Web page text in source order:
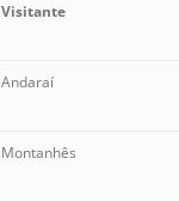
Visitante
Andaraí
Montanhês